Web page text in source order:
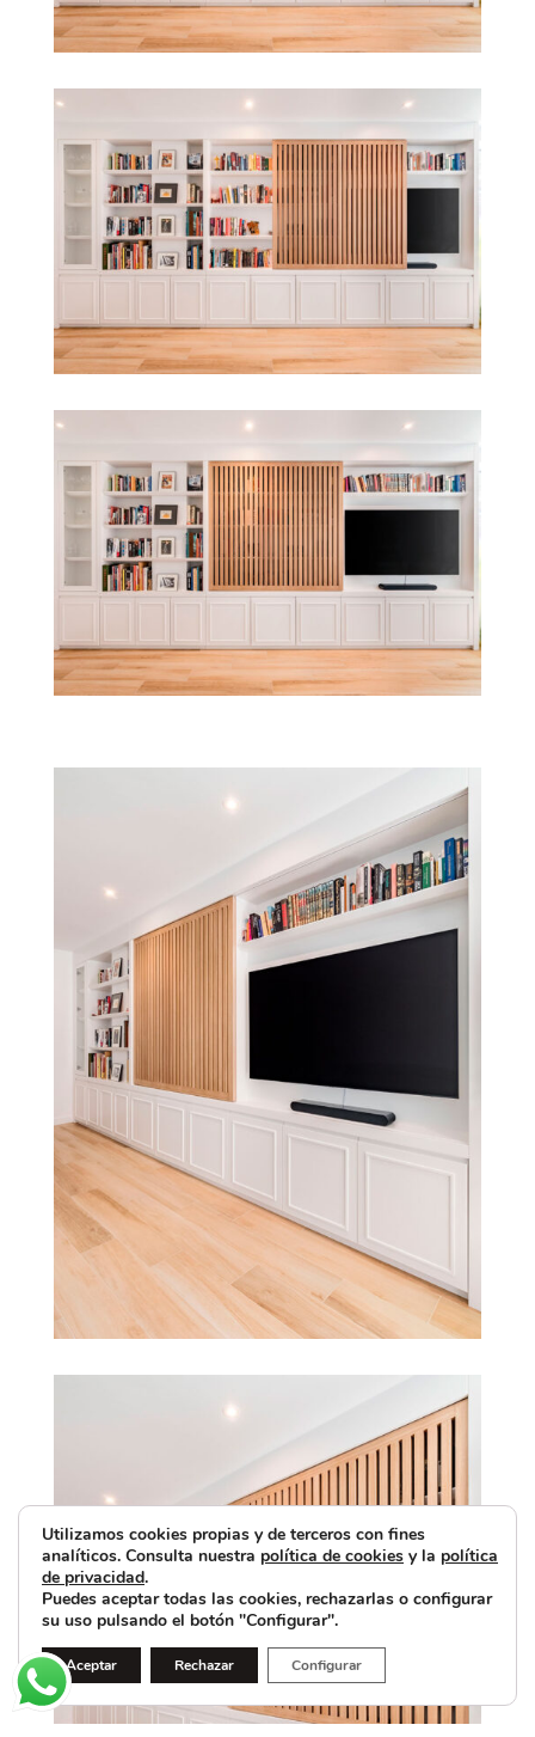
Utilizamos cookies propias y de terceros con fines
analíticos. Consulta nuestra política de cookies y la política
de privacidad.
Puedes aceptar todas las cookies, rechazarlas o configurar
su uso pulsando el botón "Configurar".
Aceptar Rechazar Configurar